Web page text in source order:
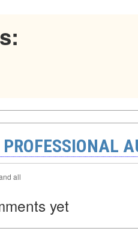
PROFESSIONAL
all
yet